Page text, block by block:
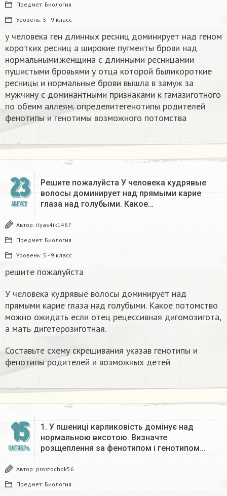
Предмет: Биология
Уровень: 5 - 9 класс
у человека ген длинных ресниц доминирует над геном
коротких ресниц а широкие пугменты брови над
нормальными.женщина с длинными ресницамии
пушистыми бровьями у отца которой быликороткие
ресницы и нормальные брови вышла в замуж за
мужчину с доминантными признаками к гамазиготного
по обеим аллеям. определитегенотипы родителей
фенотипы и генотимы возможного потомства
23
АВГУСТ
Решите пожалуйста У человека кудрявые
волосы доминирует над прямыми карие
глаза над голубыми. Какое…
Автор: ilyas4ik1467
Предмет: Биология
Уровень: 5 - 9 класс
решите пожалуйста
У человека кудрявые волосы доминирует над
прямыми карие глаза над голубыми. Какое потомство
можно ожидать если отец рецессивная дигомозигота,
а мать дигетерозиготная.
Составьте схему скрещивания указав генотипы и
фенотипы родителей и возможных детей
15
ОКТЯБРЬ
1. У пшениці карликовість домінує над
нормальною висотою. Визначте
розщеплення за фенотипом і генотипом…
Автор: prostochok56
Предмет: Биология